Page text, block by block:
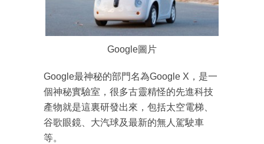
Google圖片
Google最神秘的部門名為Google X，是一
個神秘實驗室，很多古靈精怪的先進科技
產物就是這裏研發出來，包括太空電梯、
谷歌眼鏡、大汽球及最新的無人駕駛車
等。